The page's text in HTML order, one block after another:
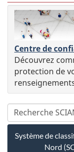
Centre de
Découvrez
protection de
Système de
Nord